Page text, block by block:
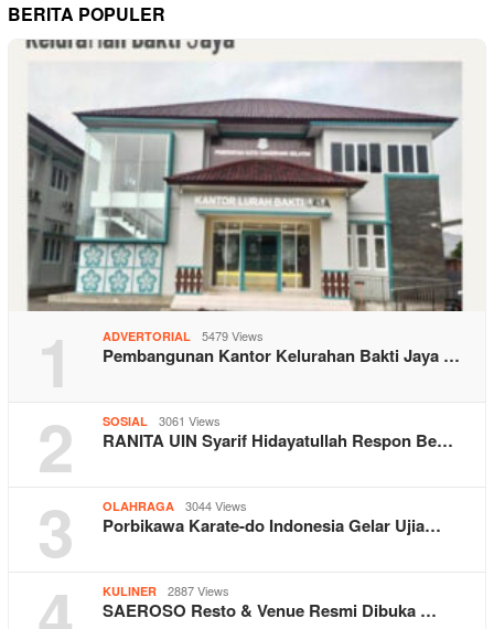
BERITA POPULER
1 ADVERTORIAL 5479 Views
Pembangunan Kantor Kelurahan Bakti Jaya …
2 SOSIAL 3061 Views
RANITA UIN Syarif Hidayatullah Respon Be…
3 OLAHRAGA 3044 Views
Porbikawa Karate-do Indonesia Gelar Ujia…
KULINER 2887 Views
SAEROSO Resto & Venue Resmi Dibuka …